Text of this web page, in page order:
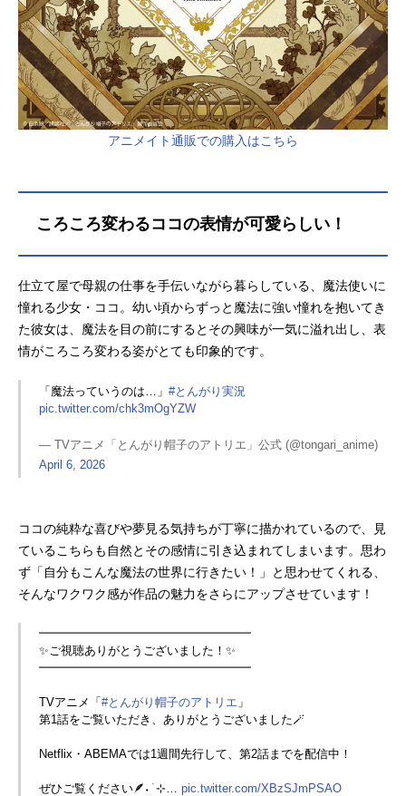
アニメイト通販での購入はこちら
ころころ変わるココの表情が可愛らしい！
仕立て屋で母親の仕事を手伝いながら暮らしている、魔法使いに
憧れる少女・ココ。幼い頃からずっと魔法に強い憧れを抱いてき
た彼女は、魔法を目の前にするとその興味が一気に溢れ出し、表
情がころころ変わる姿がとても印象的です。
「魔法っていうのは…」 #とんがり実況
pic.twitter.com/chk3mOgYZW
— TVアニメ「とんがり帽子のアトリエ」公式 (@tongari_anime)
April 6, 2026
ココの純粋な喜びや夢見る気持ちが丁寧に描かれているので、見
ているこちらも自然とその感情に引き込まれてしまいます。思わ
ず「自分もこんな魔法の世界に行きたい！」と思わせてくれる、
そんなワクワク感が作品の魅力をさらにアップさせています！
━━━━━━━━━━━━━━━━━━
✨ご視聴ありがとうございました！✨
━━━━━━━━━━━━━━━━━━
TVアニメ「 #とんがり帽子のアトリエ 」
第1話をご覧いただき、ありがとうございました🪄
Netflix・ABEMAでは1週間先行して、第2話までを配信中！
ぜひご覧ください🪶˖ ࣪ ⊹… pic.twitter.com/XBzSJmPSAO